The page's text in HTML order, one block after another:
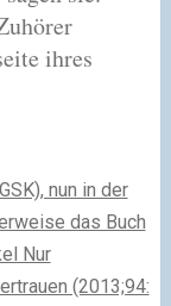
ihres
nun in der
das Buch
Nur
(2013;94: